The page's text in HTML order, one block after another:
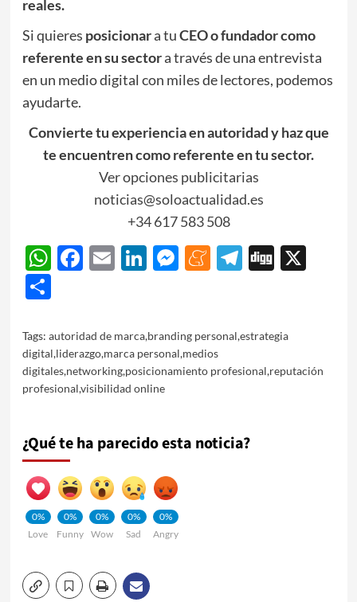
reales.
Si quieres posicionara tuCEO o fundador como
referente en su sectora través de una entrevista
en un medio digital con miles de lectores, podemos
ayudarte.
Convierte tu experiencia en autoridad y haz que
te encuentren como referente en tu sector.
Ver opciones publicitarias
noticias@soloactualidad.es
+34 617 583 508
WhatsApp
Facebook
EmailLinkedIn
Messenger
Meneame
Telegram
Digg
X
Share
Tags: autoridad de marca,branding personal,estrategia
digital,liderazgo,marca personal,medios
digitales,networking,posicionamiento profesional,reputación
profesional,visibilidad online
¿Qué te ha parecido esta noticia?
0%
Love
0%
Funny
0%
Wow
0%
Sad
0%
Angry